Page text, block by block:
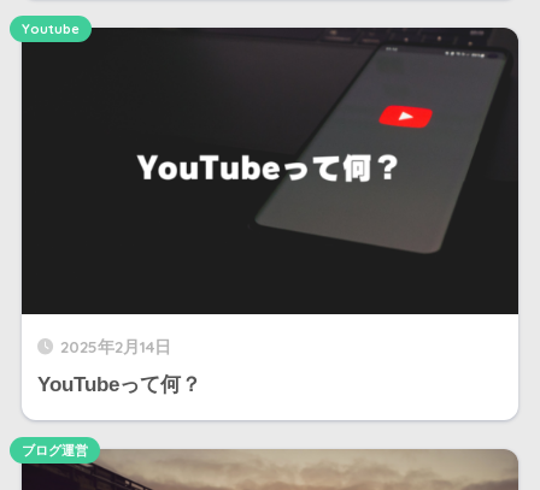
2025年2月14日
YouTubeって何？
Youtube
ブログ運営